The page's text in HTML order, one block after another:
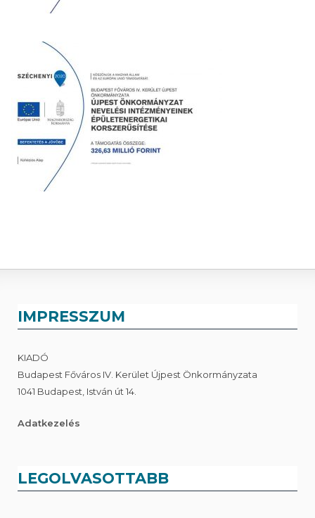
IMPRESSZUM
KIADÓ
Budapest Főváros IV. Kerület Újpest Önkormányzata
1041 Budapest, István út 14.
Adatkezelés
LEGOLVASOTTABB